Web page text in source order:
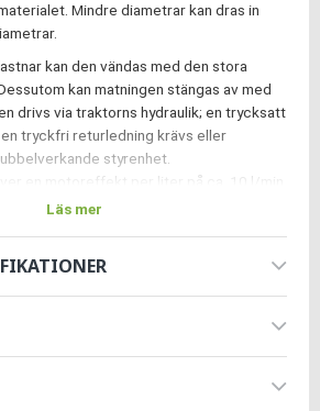
Mindre diametrar kan dras in
kan den vändas med den stora
kan matningen stängas av med
drivs via traktorns hydraulik; en trycksatt
tryckfri returledning krävs eller
styrenhet.
en motoreffekt per liter på ca. 10 l/min.
med en kraftuttagsaxel. En
ena sidan av kraftuttagsaxeln, som av
som en förutbestämd brytpunkt vid
på 55 hk.
måste vara 540 varv/min.
upptill på 91x70 cm; i det nedre området
Läs mer